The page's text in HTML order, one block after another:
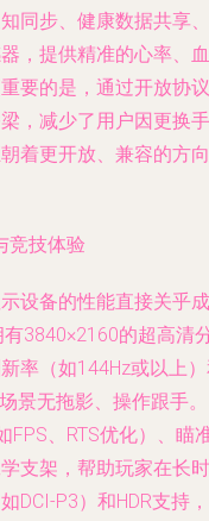
同步、健康数据共享、
，提供精准的心率、血
要的是，通过开放协议
，减少了用户因更换手
着更开放、兼容的方向
竞技体验
设备的性能直接关乎成
3840×2160的超高清
率（如144Hz或以上
景无拖影、操作跟手。
FPS、RTS优化）、瞄
支架，帮助玩家在长时
DCI-P3）和HDR支持，